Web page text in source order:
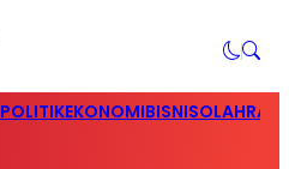
POLITIKEKONOMIBISNIS